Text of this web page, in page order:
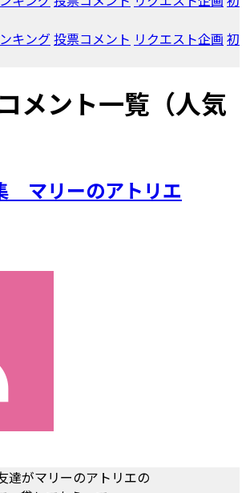
キング投票コメント リクエスト企画 初
メント一覧（人気
マリーのアトリエ
達がマリーのアトリエの